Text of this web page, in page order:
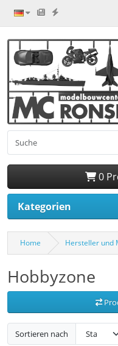
0
Kategorien
Home Hersteller und
Hobbyzone
Sortieren nach